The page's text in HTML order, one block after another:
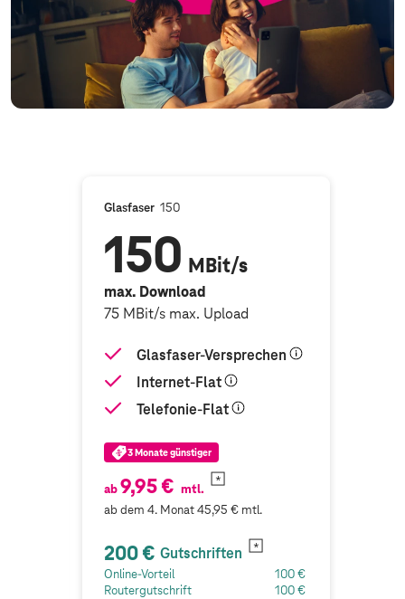
Glasfaser 150
150 MBit/s
max. Download
75 MBit/s max. Upload
Glasfaser-Versprechen
Internet-Flat
Telefonie-Flat
3 Monate günstiger
ab9,95 € mtl.
ab dem 4. Monat 45,95 € mtl.
200 € Gutschriften
Online-Vorteil
100 €
Routergutschrift
100 €